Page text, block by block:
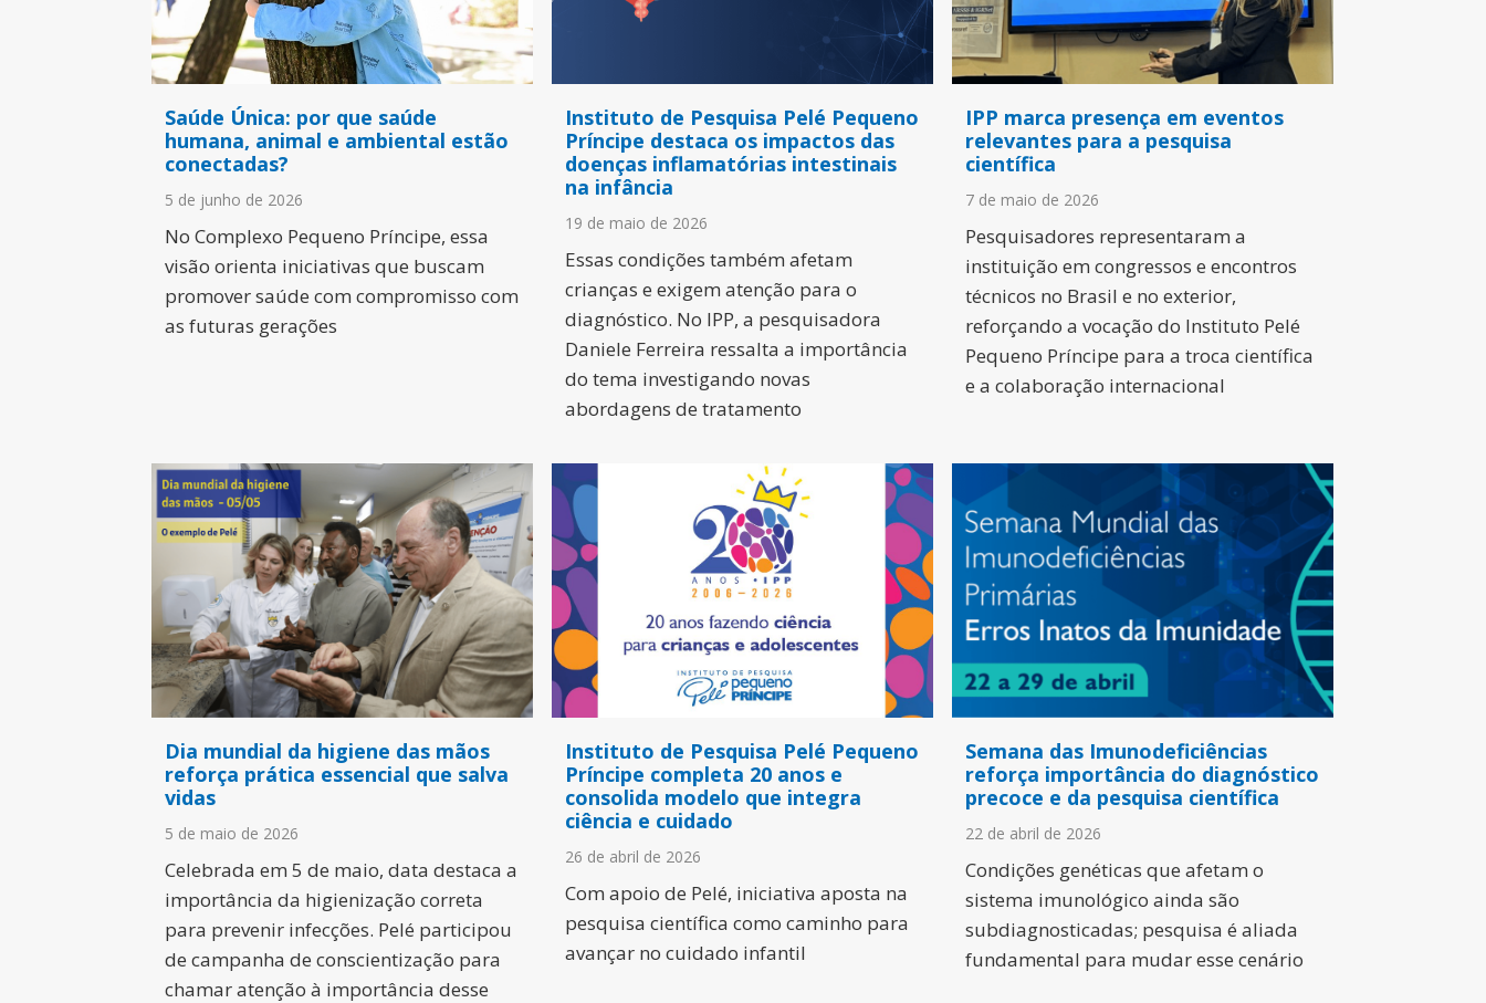
Saúde Única: por que saúde
humana, animal e ambiental estão
conectadas?
5 de junho de 2026
No Complexo Pequeno Príncipe, essa
visão orienta iniciativas que buscam
promover saúde com compromisso com
as futuras gerações
Instituto de Pesquisa Pelé Pequeno
Príncipe destaca os impactos das
doenças inflamatórias intestinais
na infância
19 de maio de 2026
Essas condições também afetam
crianças e exigem atenção para o
diagnóstico. No IPP, a pesquisadora
Daniele Ferreira ressalta a importância
do tema investigando novas
abordagens de tratamento
IPP marca presença em eventos
relevantes para a pesquisa
científica
7 de maio de 2026
Pesquisadores representaram a
instituição em congressos e encontros
técnicos no Brasil e no exterior,
reforçando a vocação do Instituto Pelé
Pequeno Príncipe para a troca científica
e a colaboração internacional
Dia mundial da higiene das mãos
reforça prática essencial que salva
vidas
5 de maio de 2026
Celebrada em 5 de maio, data destaca a
importância da higienização correta
para prevenir infecções. Pelé participou
de campanha de conscientização para
chamar atenção à importância desse
Instituto de Pesquisa Pelé Pequeno
Príncipe completa 20 anos e
consolida modelo que integra
ciência e cuidado
26 de abril de 2026
Com apoio de Pelé, iniciativa aposta na
pesquisa científica como caminho para
avançar no cuidado infantil
Semana das Imunodeficiências
reforça importância do diagnóstico
precoce e da pesquisa científica
22 de abril de 2026
Condições genéticas que afetam o
sistema imunológico ainda são
subdiagnosticadas; pesquisa é aliada
fundamental para mudar esse cenário